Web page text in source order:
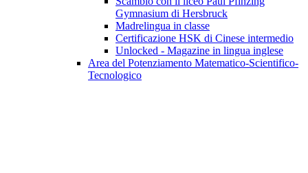
Gymnasium di Hersbruck
Madrelingua in classe
Certificazione HSK di Cinese intermedio
Unlocked - Magazine in lingua inglese
Area del Potenziamento Matematico-Scientifico-
Tecnologico